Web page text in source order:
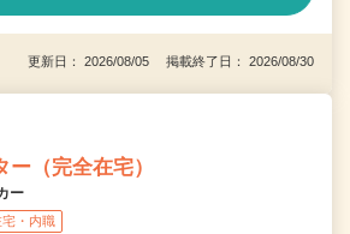
更新日： 2026/08/05 掲載終了日： 2026/08/30
（完全在宅）
ー
宅・内職